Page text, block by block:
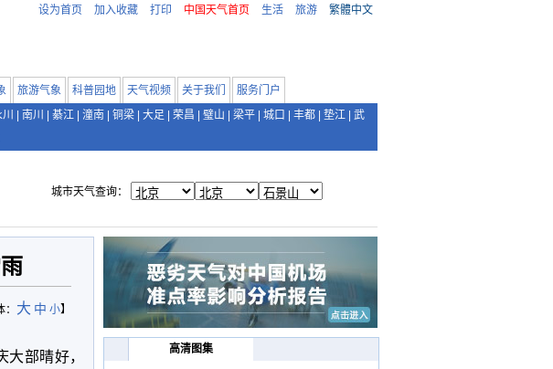
设为首页 加入收藏 打印 中国天气首页 生活 旅游 繁體中文
旅游气象 科普园地 天气视频 关于我们
服务门户
南川 綦江 潼南 铜梁 大足 荣昌 璧山 梁平 城口 丰都 垫江
武
城市天气查询：
： 大 中 小】
部晴好，
高清图集